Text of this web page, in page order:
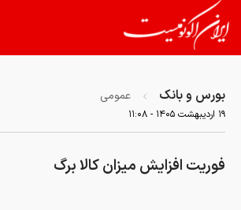
بورس و بانک عمومی
۱۹ ارديبهشت ۱۴۰۵ - ۱۱:۰۸
فوریت افزایش میزان کالا برگ